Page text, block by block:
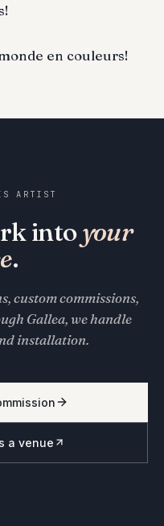
en couleurs!
ARTIST
intoyour
.
custom commissions,
Gallea, we handle
installation.
a venue